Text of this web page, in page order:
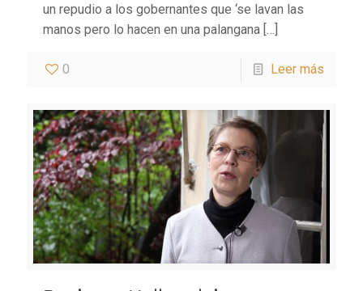
un repudio a los gobernantes que ‘se lavan las
manos pero lo hacen en una palangana […]
0 Leer más